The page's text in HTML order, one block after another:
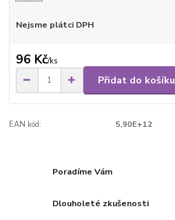
Nejsme plátci DPH
96 Kč/ks
Přidat do košíku
EAN kód: 5,90E+12
Poradíme Vám
Dlouholeté zkušenosti